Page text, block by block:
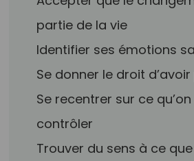
partie de la vie
Identifier ses émotions
Se donner le droit
Se recentrer sur ce
contrôler
Trouver du sens à ce que